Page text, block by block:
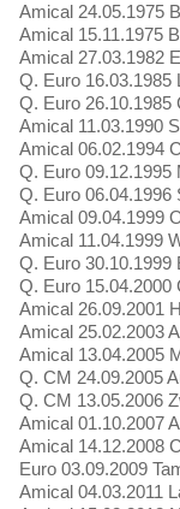
Amical 24.05.1975
Amical 15.11.1975
Amical 27.03.1982
Q. Euro 16.03.1985
Q. Euro 26.10.1985
Amical 11.03.1990
Amical 06.02.1994
Q. Euro 09.12.1995
Q. Euro 06.04.1996
Amical 09.04.1999
Amical 11.04.1999
Q. Euro 30.10.1999
Q. Euro 15.04.2000
Amical 26.09.2001
Amical 25.02.2003
Amical 13.04.2005
Q. CM 24.09.2005
Q. CM 13.05.2006
Amical 01.10.2007
Amical 14.12.2008
Euro 03.09.2009
Amical 04.03.2011